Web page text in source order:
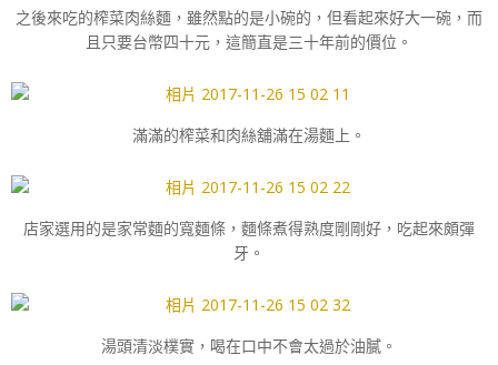
之後來吃的榨菜肉絲麵，雖然點的是小碗的，但看起來好大一碗，而
且只要台幣四十元，這簡直是三十年前的價位。
滿滿的榨菜和肉絲舖滿在湯麵上。
店家選用的是家常麵的寬麵條，麵條煮得熟度剛剛好，吃起來頗彈
牙。
湯頭清淡樸實，喝在口中不會太過於油膩。